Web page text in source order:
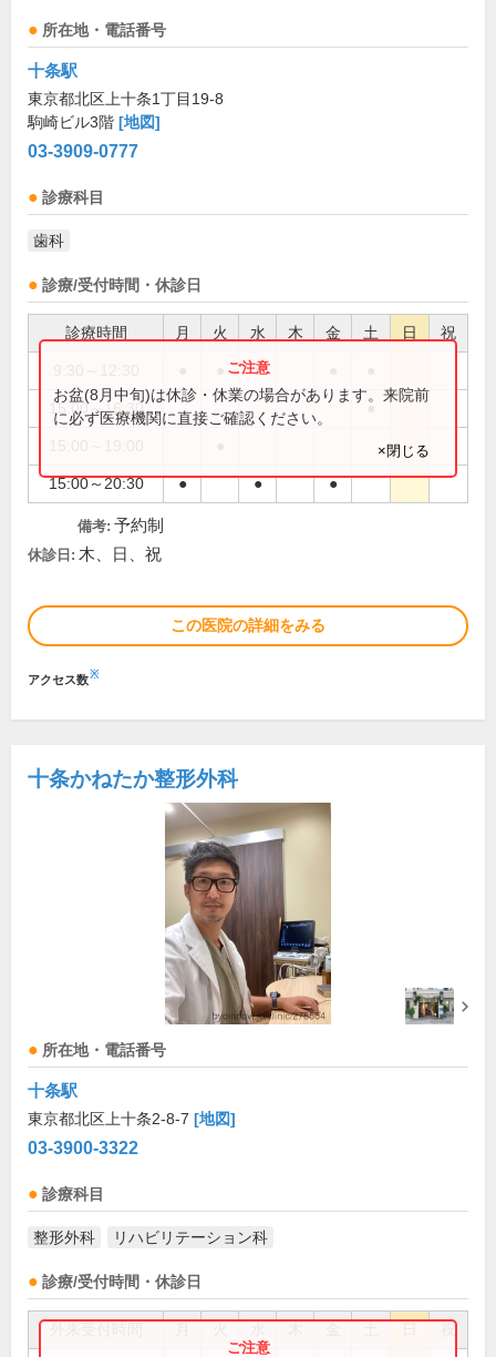
所在地・電話番号
十条駅
東京都北区上十条1丁目19-8
駒崎ビル3階 [地図]
03-3909-0777
診療科目
歯科
診療/受付時間・休診日
診療時間 月 火 水 木 金 土 日 祝
●
15:00～16:30 ●
15:00～20:30 ● ● ●
お盆(8月中旬)は休診・休業の場合があります。来院前
に必ず医療機関に直接ご確認ください。
×閉じる
備考: 予約制
休診日: 木、日、祝
この医院の詳細をみる
アクセス数※
十条かねたか整形外科
所在地・電話番号
十条駅
東京都北区上十条2-8-7 [地図]
03-3900-3322
診療科目
整形外科 リハビリテーション科
診療/受付時間・休診日
祝